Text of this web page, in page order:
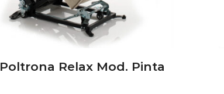
Poltrona Relax Mod. Pinta